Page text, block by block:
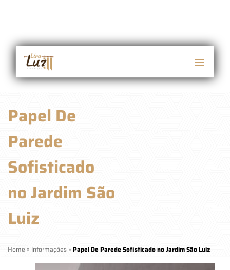
Papel De
Parede
Sofisticado
no Jardim São
Luiz
Home » Informações » Papel De Parede Sofisticado no Jardim São Luiz